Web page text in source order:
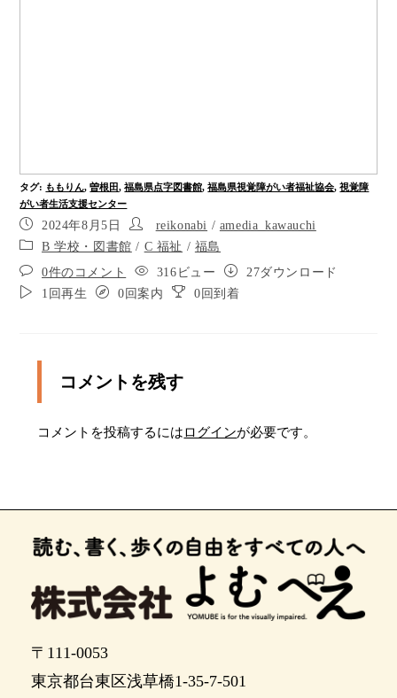
右に曲がります。
ポイント13
ポイント14
ポイント17
ポイント18
左に入口があります。
タグ: ももりん, 曽根田, 福島県点字図書館, 福島県視覚障がい者福祉協会, 視覚障
がい者生活支援センター
2024年8月5日 reikonabi / amedia_kawauchi
B 学校・図書館 / C 福祉 / 福島
0件のコメント
316ビュー
27ダウンロード
1回再生
0回案内 0回到着
コメントを残す
コメントを投稿するにはログインが必要です。
〒111-0053
東京都台東区浅草橋1-35-7-501